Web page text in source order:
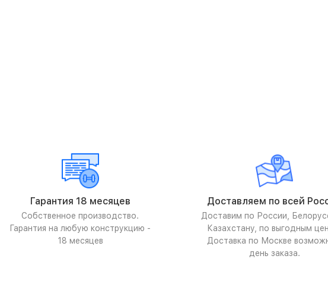
Гарантия 18 месяцев
Собственное производство.
Гарантия на любую конструкцию -
18 месяцев
Доставляем по всей
Доставим по России,
Казахстану, по выгодным
Доставка по Москве
день заказа.